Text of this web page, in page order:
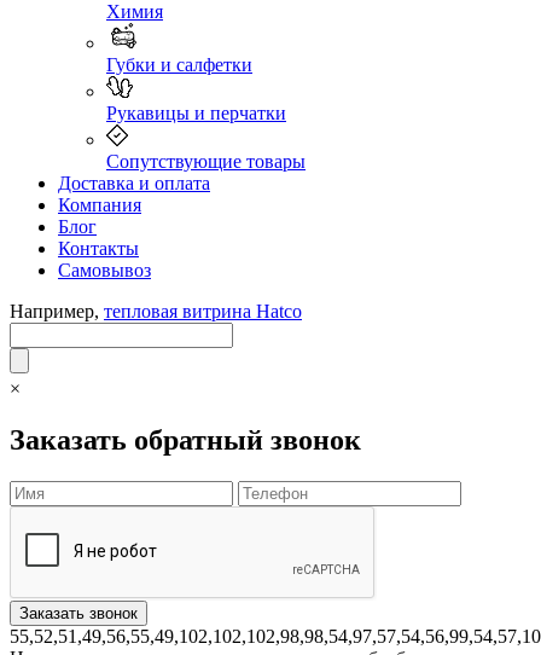
Химия
Губки и салфетки
Рукавицы и перчатки
Сопутствующие товары
Доставка и оплата
Компания
Блог
Контакты
Самовывоз
Например, тепловая витрина Hatco
×
Заказать обратный звонок